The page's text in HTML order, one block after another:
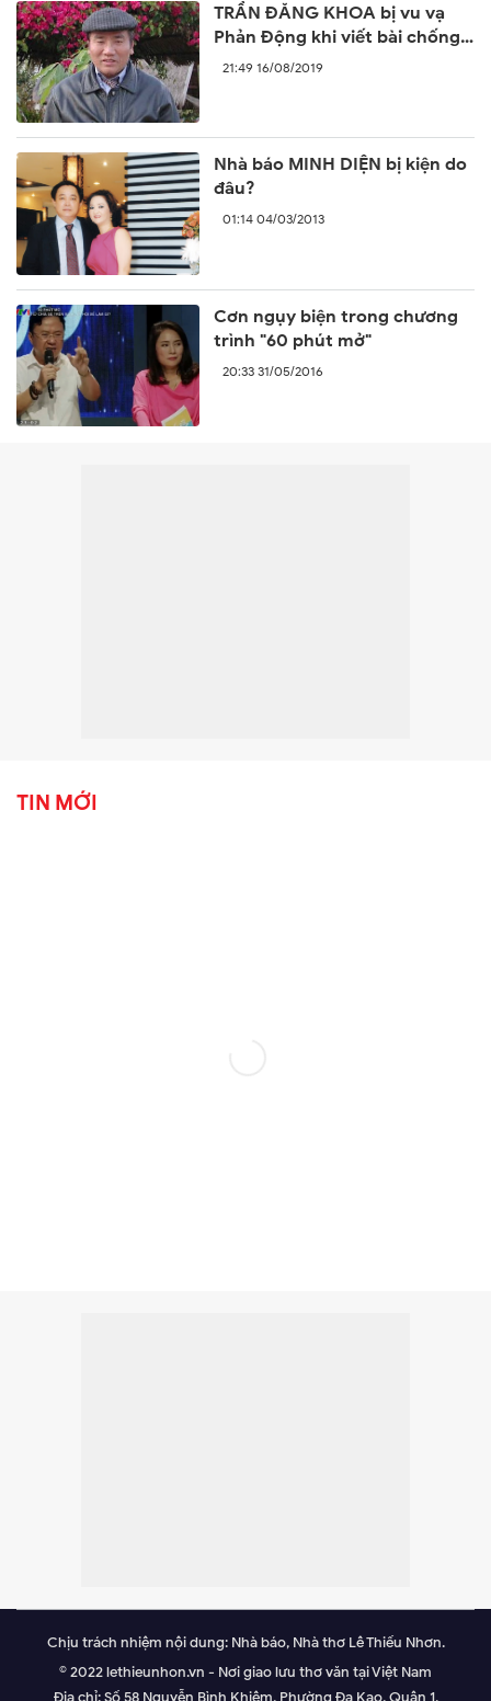
TRẦN ĐĂNG KHOA bị vu vạ
Phản Động khi viết bài chống
lại sự ngang ngược của Trung
21:49 16/08/2019
Nhà báo MINH DIỆN bị kiện do
đâu?
01:14 04/03/2013
Cơn ngụy biện trong chương
trình "60 phút mở"
20:33 31/05/2016
TIN MỚI
Chịu trách nhiệm nội dung: Nhà báo, Nhà thơ Lê Thiếu Nhơn.
© 2022 lethieunhon.vn - Nơi giao lưu thơ văn tại Việt Nam